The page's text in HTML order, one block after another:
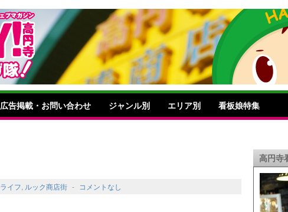
広告掲載・お問い合わせ ジャンル別 エリア別 看板娘特集
ライフ, ルック商店街 - コメントなし
高円寺